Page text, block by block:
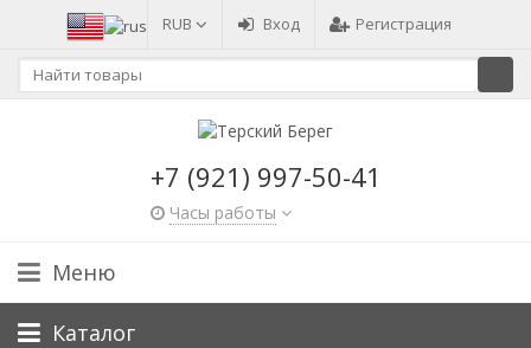
RUB Вход Регистрация
+7 (921) 997-50-41
Часы работы
Меню
Каталог